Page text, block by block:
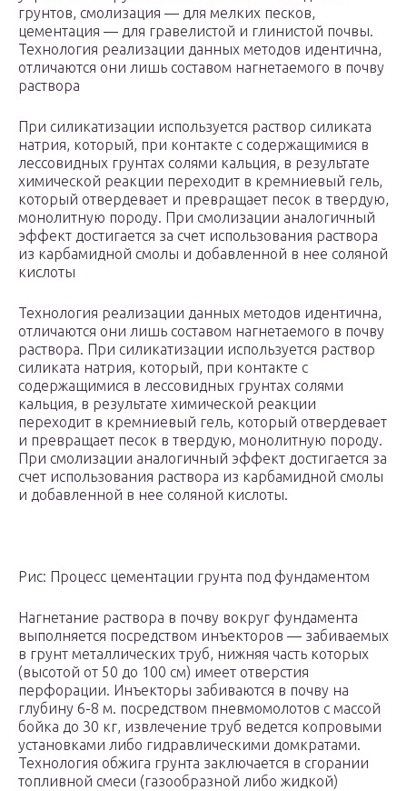
грунтов, смолизация — для мелких песков,
цементация — для гравелистой и глинистой почвы.
Технология реализации данных методов идентична,
отличаются они лишь составом нагнетаемого в почву
раствора
При силикатизации используется раствор силиката
натрия, который, при контакте с содержащимися в
лессовидных грунтах солями кальция, в результате
химической реакции переходит в кремниевый гель,
который отвердевает и превращает песок в твердую,
монолитную породу. При смолизации аналогичный
эффект достигается за счет использования раствора
из карбамидной смолы и добавленной в нее соляной
кислоты
Технология реализации данных методов идентична,
отличаются они лишь составом нагнетаемого в почву
раствора. При силикатизации используется раствор
силиката натрия, который, при контакте с
содержащимися в лессовидных грунтах солями
кальция, в результате химической реакции
переходит в кремниевый гель, который отвердевает
и превращает песок в твердую, монолитную породу.
При смолизации аналогичный эффект достигается за
счет использования раствора из карбамидной смолы
и добавленной в нее соляной кислоты.
Рис: Процесс цементации грунта под фундаментом
Нагнетание раствора в почву вокруг фундамента
выполняется посредством инъекторов — забиваемых
в грунт металлических труб, нижняя часть которых
(высотой от 50 до 100 см) имеет отверстия
перфорации. Инъекторы забиваются в почву на
глубину 6-8 м. посредством пневмомолотов с массой
бойка до 30 кг, извлечение труб ведется копровыми
установками либо гидравлическими домкратами.
Технология обжига грунта заключается в сгорании
топливной смеси (газообразной либо жидкой)